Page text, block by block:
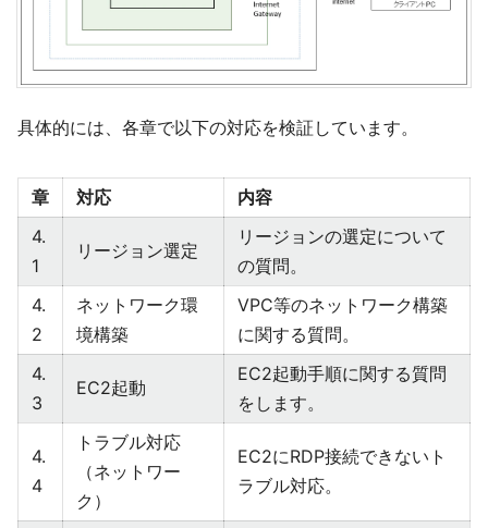
具体的には、各章で以下の対応を検証しています。
章 対応
内容
4.
1
リージョン選定
リージョンの選定について
の質問。
4.
2
ネットワーク環
境構築
VPC等のネットワーク構築
に関する質問。
4.
3
EC2起動
EC2起動手順に関する質問
をします。
4.
4
トラブル対応
（ネットワー
ク）
EC2にRDP接続できないト
ラブル対応。